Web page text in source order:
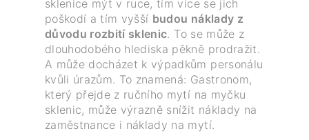
sklenice mýt v ruce, tím více se jich
poškodí a tím vyšší budou náklady z
důvodu rozbití sklenic. To se může z
dlouhodobého hlediska pěkně prodražit.
A může docházet k výpadkům personálu
kvůli úrazům. To znamená: Gastronom,
který přejde z ručního mytí na myčku
sklenic, může výrazně snížit náklady na
zaměstnance i náklady na mytí.